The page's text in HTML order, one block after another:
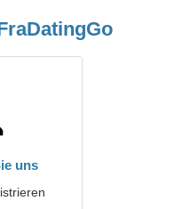
uns